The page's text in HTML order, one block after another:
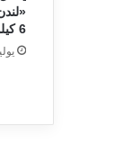
6 كيلو في أول أيام تشغيله
يوليو